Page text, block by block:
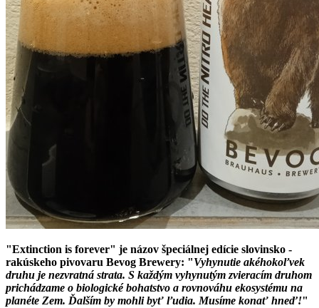
"Extinction is forever" je názov špeciálnej edície slovinsko -
rakúskeho pivovaru Bevog Brewery: "Vyhynutie akéhokoľvek
druhu je nezvratná strata. S každým vyhynutým zvieracím druhom
prichádzame o biologické bohatstvo a rovnováhu ekosystému na
planéte Zem. Ďalším by mohli byť ľudia. Musíme konať hneď!"